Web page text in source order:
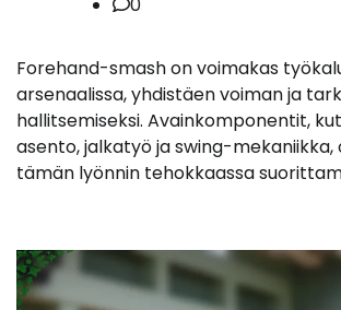
0
Forehand-smash on voimakas
arsenaalissa, yhdistäen voiman ja
hallitsemiseksi. Avainkomponentit,
asento, jalkatyö ja swing-mekaniikka,
tämän lyönnin tehokkaassa